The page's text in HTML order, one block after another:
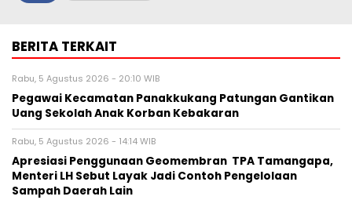
BERITA TERKAIT
Rabu, 5 Agustus 2026 - 20:10 WIB
Pegawai Kecamatan Panakkukang Patungan Gantikan
Uang Sekolah Anak Korban Kebakaran
Rabu, 5 Agustus 2026 - 14:14 WIB
Apresiasi Penggunaan Geomembran TPA Tamangapa,
Menteri LH Sebut Layak Jadi Contoh Pengelolaan
Sampah Daerah Lain